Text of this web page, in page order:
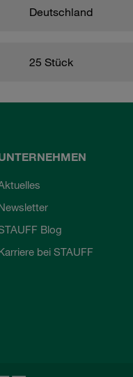
Deutschland
25 Stück
Blog
bei STAUFF